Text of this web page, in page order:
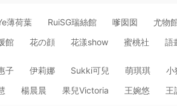
薄荷葉 RuiSG瑞絲館 嗲囡囡 尤物
館 花の顔 花漾show 蜜桃社 語
子 伊莉娜 Sukki可兒 萌琪琪 小
楊晨晨 果兒Victoria 王婉悠 王